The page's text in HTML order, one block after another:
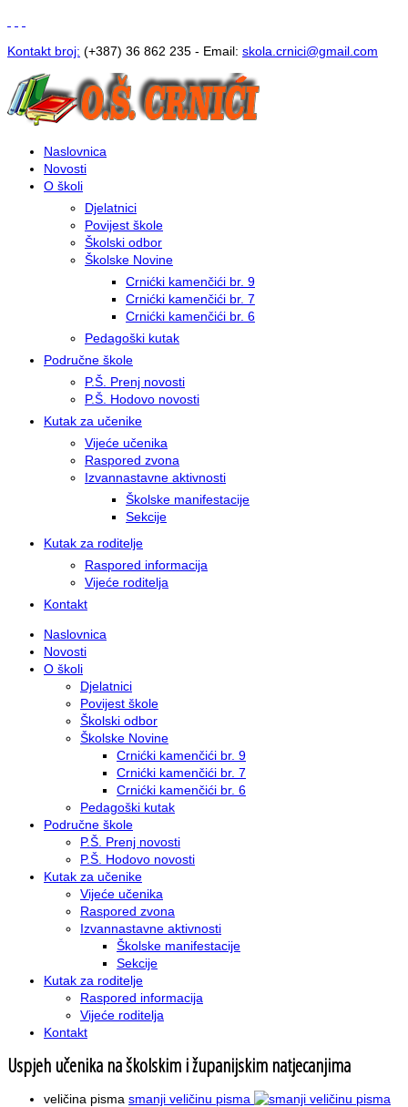
Kontakt broj: (+387) 36 862 235 - Email: skola.crnici@gmail.com
Naslovnica
Novosti
O školi
Djelatnici
Povijest škole
Školski odbor
Školske Novine
Crnićki kamenčići br. 9
Crnićki kamenčići br. 7
Crnićki kamenčići br. 6
Pedagoški kutak
Područne škole
P.Š. Prenj novosti
P.Š. Hodovo novosti
Kutak za učenike
Vijeće učenika
Raspored zvona
Izvannastavne aktivnosti
Školske manifestacije
Sekcije
Kutak za roditelje
Raspored informacija
Vijeće roditelja
Kontakt
Naslovnica
Novosti
O školi
Djelatnici
Povijest škole
Školski odbor
Školske Novine
Crnićki kamenčići br. 9
Crnićki kamenčići br. 7
Crnićki kamenčići br. 6
Pedagoški kutak
Područne škole
P.Š. Prenj novosti
P.Š. Hodovo novosti
Kutak za učenike
Vijeće učenika
Raspored zvona
Izvannastavne aktivnosti
Školske manifestacije
Sekcije
Kutak za roditelje
Raspored informacija
Vijeće roditelja
Kontakt
Uspjeh učenika na školskim i županijskim natjecanjima
veličina pisma smanji veličinu pisma